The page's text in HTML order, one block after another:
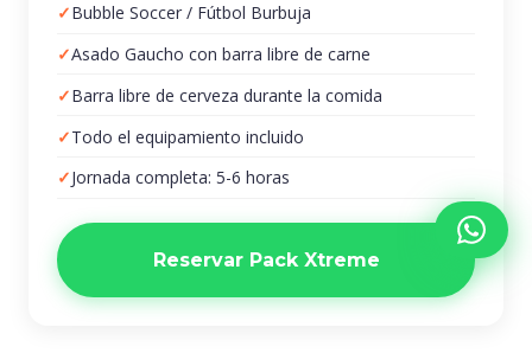
Bubble Soccer / Fútbol Burbuja
Asado Gaucho con barra libre de carne
Barra libre de cerveza durante la comida
Todo el equipamiento incluido
Jornada completa: 5-6 horas
Reservar Pack Xtreme